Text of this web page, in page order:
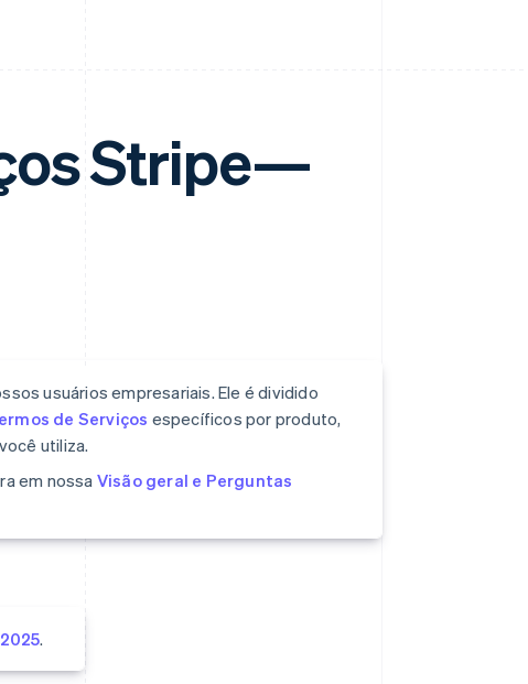
Stripe—
usuários empresariais. Ele é dividido
de Serviços específicos por produto,
utiliza.
em nossa Visão geral e Perguntas
.